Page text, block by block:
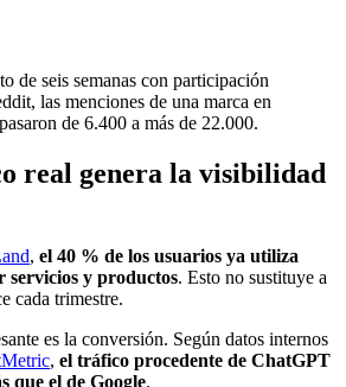
de seis semanas con participación
las menciones de una marca en
de 6.400 a más de 22.000.
real genera la visibilidad
, el 40 % de los usuarios ya utiliza
servicios y productos. Esto no sustituye a
cada trimestre.
es la conversión. Según datos internos
, el tráfico procedente de ChatGPT
que el de Google.